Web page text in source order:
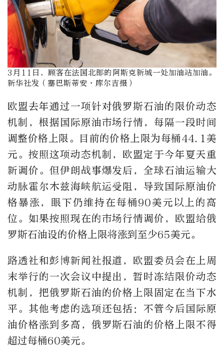
3月11日，顾客在法国北部的阿斯克新城一处加油站加油。
新华社发（塞巴斯蒂安·库尔吉摄）
欧盟去年通过一项针对俄罗斯石油的限价动态
机制，根据国际原油市场行情，每隔一段时间
调整价格上限。目前的价格上限为每桶44.1美
元。按照这项动态机制，欧盟定于今年夏天重
新调价。但伊朗战事爆发后，全球石油运输大
动脉霍尔木兹海峡航运受阻，导致国际原油价
格暴涨，眼下仍维持在每桶90美元以上的高
位。如果按照现在的市场行情调价，欧盟给俄
罗斯石油设的价格上限将涨到至少65美元。
路透社和彭博新闻社报道，欧盟委员会在上周
末举行的一次会议中提出，暂时冻结限价动态
机制，把俄罗斯石油的价格上限固定在当下水
平。其他考虑的选项还包括：不管今后国际原
油价格涨到多高，俄罗斯石油的价格上限不得
超过每桶60美元。